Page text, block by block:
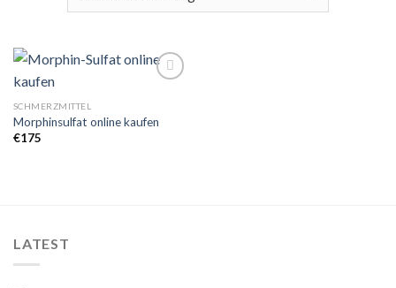
Add to
SCHMERZMITTEL
Morphinsulfat online kaufen
€175
LATEST